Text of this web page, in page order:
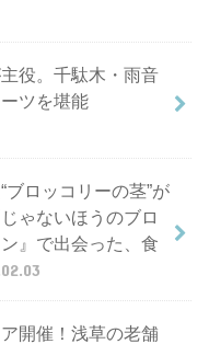
役。千駄木・雨音
ツを堪能
ブロッコリーの茎”が
ゃないほうのブロ
』で出会った、食
開催！浅草の老舗